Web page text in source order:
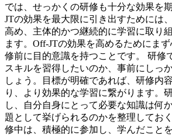
では、せっかくの研修も十分な効果を
JTの効果を最大限に引き出すためには
高め、主体的かつ継続的に学習に取り
ます。 Off-JTの効果を高めるためにま
修前に目的意識を持つことです。
研修
スキルを習得したいのか、事前にしっ
しょう。目標が明確であれば、研修内
り、より効果的な学習に繋がります。
し、自分自身にとって必要な知識は何
題として挙げられるのかを整理してお
修中は、積極的に参加し、学んだこと